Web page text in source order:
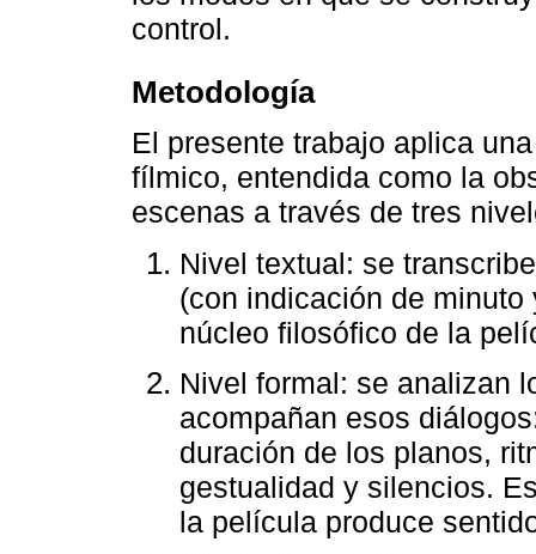
control.
Metodología
El presente trabajo aplica
fílmico, entendida como la
escenas a través de tres
Nivel textual: se
(con indicación de
núcleo filosófico de la
Nivel formal: se analizan
acompañan esos
duración de los planos,
gestualidad y silencios.
la película produce